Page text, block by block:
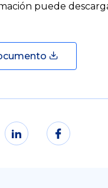
puede